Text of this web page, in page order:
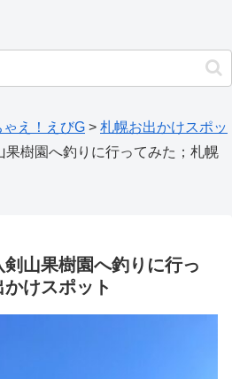
え！えびG > 札幌お出かけスポッ
果樹園へ釣りに行ってみた；札幌
山果樹園へ釣りに行っ
けスポット